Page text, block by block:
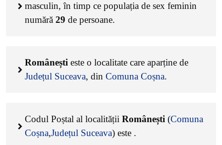
masculin, în timp ce populația de sex feminin
numără 29 de persoane.
Românești este o localitate care aparține de
Județul Suceava, din Comuna Coșna.
Codul Poștal al localității Românești (Comuna
Coșna,Județul Suceava) este .